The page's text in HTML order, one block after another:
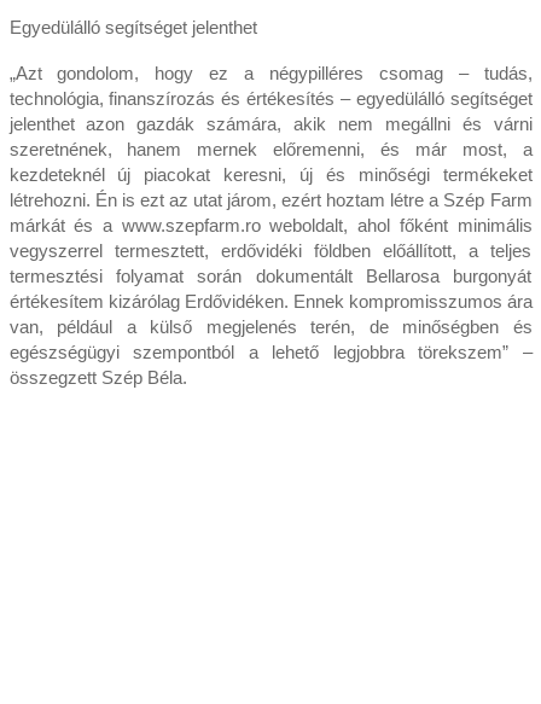
Egyedülálló segítséget jelenthet
„Azt gondolom, hogy ez a négypilléres csomag – tudás,
technológia, finanszírozás és értékesítés – egyedülálló segítséget
jelenthet azon gazdák számára, akik nem megállni és várni
szeretnének, hanem mernek előremenni, és már most, a
kezdeteknél új piacokat keresni, új és minőségi termékeket
létrehozni. Én is ezt az utat járom, ezért hoztam létre a Szép Farm
márkát és a www.szepfarm.ro weboldalt, ahol főként minimális
vegyszerrel termesztett, erdővidéki földben előállított, a teljes
termesztési folyamat során dokumentált Bellarosa burgonyát
értékesítem kizárólag Erdővidéken. Ennek kompromisszumos ára
van, például a külső megjelenés terén, de minőségben és
egészségügyi szempontból a lehető legjobbra törekszem” –
összegzett Szép Béla.